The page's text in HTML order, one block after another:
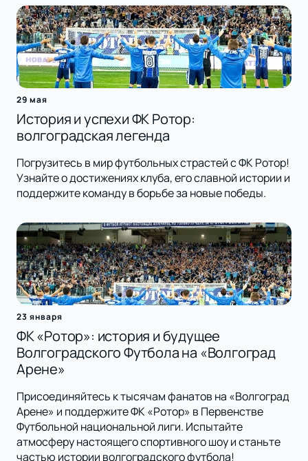
29 мая
История и успехи ФК Ротор:
волгоградская легенда
Погрузитесь в мир футбольных страстей с ФК Ротор!
Узнайте о достижениях клуба, его славной истории и
поддержите команду в борьбе за новые победы.
23 января
ФК «Ротор»: история и будущее
Волгоградского Футбола на «Волгоград
Арене»
Присоединяйтесь к тысячам фанатов на «Волгоград
Арене» и поддержите ФК «Ротор» в Первенстве
Футбольной национальной лиги. Испытайте
атмосферу настоящего спортивного шоу и станьте
частью истории волгоградского футбола!